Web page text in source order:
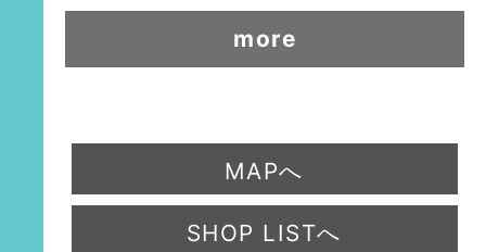
more
MAPへ
SHOP LISTへ